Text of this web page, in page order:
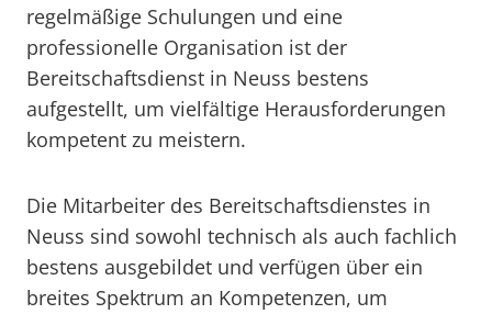
regelmäßige Schulungen und eine
professionelle Organisation ist der
Bereitschaftsdienst in Neuss bestens
aufgestellt, um vielfältige Herausforderungen
kompetent zu meistern.
Die Mitarbeiter des Bereitschaftsdienstes in
Neuss sind sowohl technisch als auch fachlich
bestens ausgebildet und verfügen über ein
breites Spektrum an Kompetenzen, um